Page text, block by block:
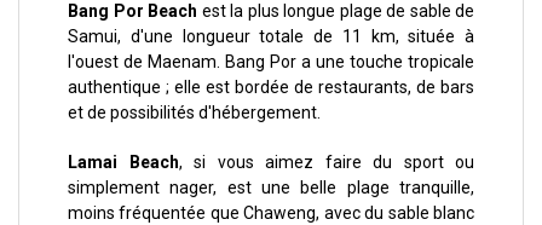
Bang Por Beach est la plus longue plage de sable de
Samui, d'une longueur totale de 11 km, située à
l'ouest de Maenam. Bang Por a une touche tropicale
authentique ; elle est bordée de restaurants, de bars
et de possibilités d'hébergement.
Lamai Beach, si vous aimez faire du sport ou
simplement nager, est une belle plage tranquille,
moins fréquentée que Chaweng, avec du sable blanc